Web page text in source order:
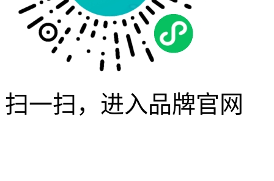
扫一扫，进入品牌官网